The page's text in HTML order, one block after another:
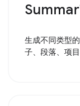
生成不同类型
子、段落、项目